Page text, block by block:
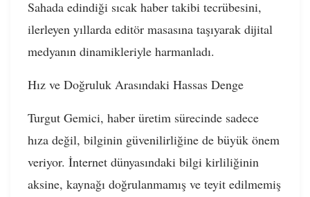
Sahada edindiği sıcak haber takibi tecrübesini,
ilerleyen yıllarda editör masasına taşıyarak dijital
medyanın dinamikleriyle harmanladı.
Hız ve Doğruluk Arasındaki Hassas Denge
Turgut Gemici, haber üretim sürecinde sadece
hıza değil, bilginin güvenilirliğine de büyük önem
veriyor. İnternet dünyasındaki bilgi kirliliğinin
aksine, kaynağı doğrulanmamış ve teyit edilmemiş